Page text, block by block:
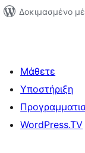
Δοκιμασμένο
Μάθετε
Υποστήριξη
WordPress.TV